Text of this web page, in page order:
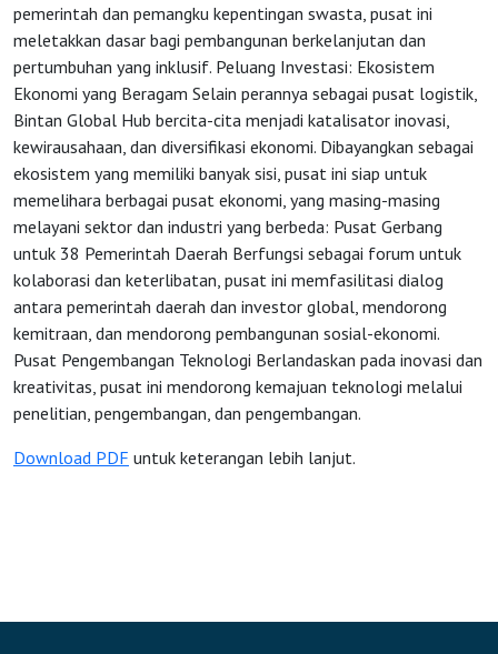
pemerintah dan pemangku kepentingan swasta, pusat ini
meletakkan dasar bagi pembangunan berkelanjutan dan
pertumbuhan yang inklusif. Peluang Investasi: Ekosistem
Ekonomi yang Beragam Selain perannya sebagai pusat logistik,
Bintan Global Hub bercita-cita menjadi katalisator inovasi,
kewirausahaan, dan diversifikasi ekonomi. Dibayangkan sebagai
ekosistem yang memiliki banyak sisi, pusat ini siap untuk
memelihara berbagai pusat ekonomi, yang masing-masing
melayani sektor dan industri yang berbeda: Pusat Gerbang
untuk 38 Pemerintah Daerah Berfungsi sebagai forum untuk
kolaborasi dan keterlibatan, pusat ini memfasilitasi dialog
antara pemerintah daerah dan investor global, mendorong
kemitraan, dan mendorong pembangunan sosial-ekonomi.
Pusat Pengembangan Teknologi Berlandaskan pada inovasi dan
kreativitas, pusat ini mendorong kemajuan teknologi melalui
penelitian, pengembangan, dan pengembangan.
Download PDF untuk keterangan lebih lanjut.